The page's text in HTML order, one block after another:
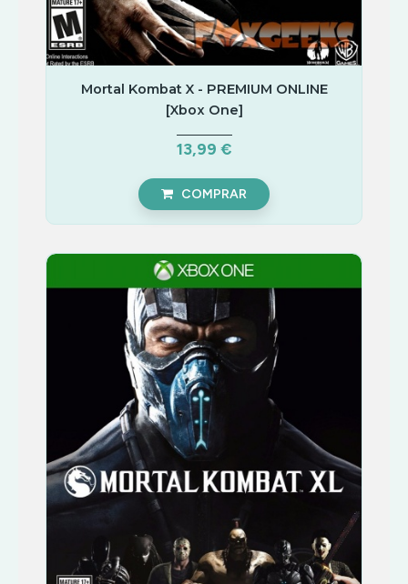
Mortal Kombat X - PREMIUM ONLINE
[Xbox One]
13,99 €
COMPRAR